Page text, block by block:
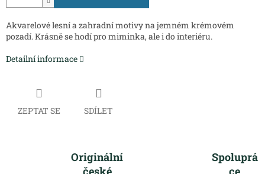
Akvarelové lesní a zahradní motivy na jemném krémovém
pozadí. Krásně se hodí pro miminka, ale i do interiéru.
Detailní informace
ZEPTAT SE SDÍLET
Originální
české
Spoluprá
ce